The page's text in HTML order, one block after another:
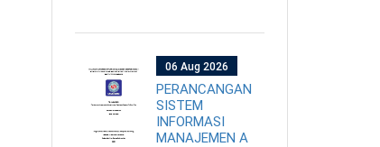
06 Aug 2026
PERANCANGAN
SISTEM
INFORMASI
MANAJEMEN A